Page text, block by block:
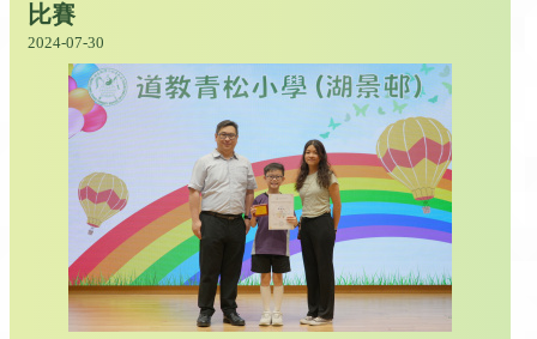
比賽
2024-07-30